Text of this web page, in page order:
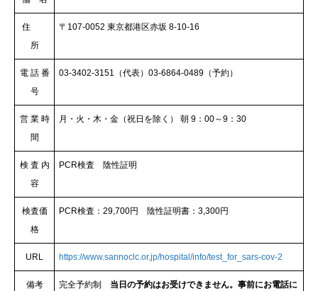
住
所
〒107-0052 東京都港区赤坂 8-10-16
電 話 番
号
03-3402-3151（代表）03-6864-0489（予約）
営 業 時
間
月・火・木・金（祝日を除く） 朝 9：00～9：30
検 査 内
容
PCR検査 陰性証明
検査価
格
PCR検査：29,700円 陰性証明書：3,300円
URL https://www.sannoclc.or.jp/hospital/info/test_for_sars-cov-2
備考 完全予約制 当日の予約はお受けできません。事前にお電話に